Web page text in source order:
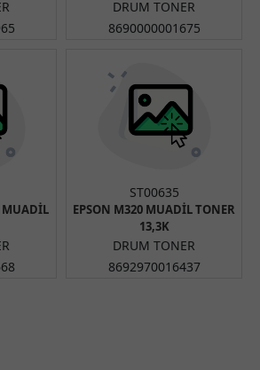
DRUM TONER
8690000001675
MUADİL
ST00635
EPSON M320 MUADİL TONER
13,3K
DRUM TONER
8692970016437